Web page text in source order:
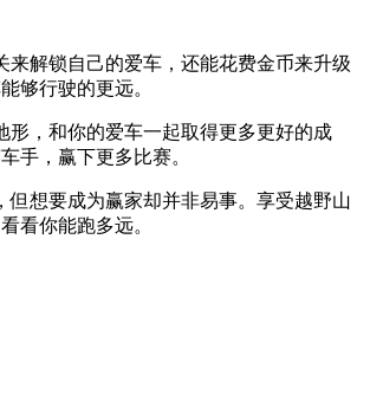
来解锁自己的爱车，还能花费金币来升级
够行驶的更远。
形，和你的爱车一起取得更多更好的成
手，赢下更多比赛。
但想要成为赢家却并非易事。享受越野山
看你能跑多远。